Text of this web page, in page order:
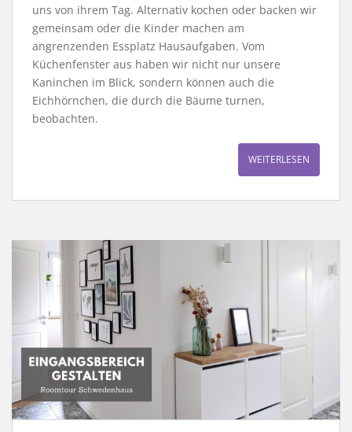
uns von ihrem Tag. Alternativ kochen oder backen wir
gemeinsam oder die Kinder machen am
angrenzenden Essplatz Hausaufgaben. Vom
Küchenfenster aus haben wir nicht nur unsere
Kaninchen im Blick, sondern können auch die
Eichhörnchen, die durch die Bäume turnen,
beobachten.
WEITERLESEN